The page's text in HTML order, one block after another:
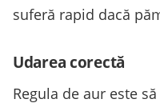
suferă rapid dacă
Udarea corectă
Regula de aur este